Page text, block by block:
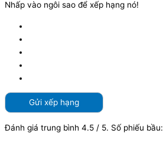
Nhấp vào ngôi sao để xếp hạng nó!
Gửi xếp hạng
Đánh giá trung bình 4.5 / 5. Số phiếu bầu: